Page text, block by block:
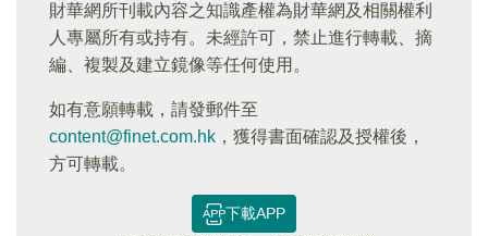
財華網所刊載內容之知識產權為財華網及相關權利
人專屬所有或持有。未經許可，禁止進行轉載、摘
編、複製及建立鏡像等任何使用。
如有意願轉載，請發郵件至
content@finet.com.hk ，獲得書面確認及授權後，
方可轉載。
下載APP